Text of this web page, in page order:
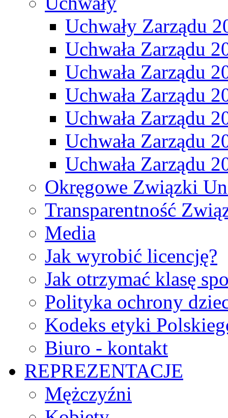
Uchwały Zarządu
Uchwała Zarządu
Uchwała Zarządu
Uchwała Zarządu
Uchwała Zarządu
Uchwała Zarządu
Uchwała Zarządu
Okręgowe Związki
Transparentność
Media
Jak wyrobić licencję?
Jak otrzymać klasę
Polityka ochrony
Kodeks etyki
Biuro - kontakt
REPREZENTACJE
Mężczyźni